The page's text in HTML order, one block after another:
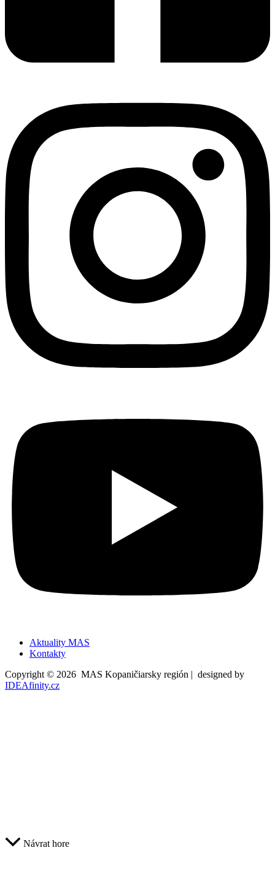
Aktuality MAS
Kontakty
Copyright © 2026 MAS Kopaničiarsky región | designed by
IDEAfinity.cz
Návrat hore